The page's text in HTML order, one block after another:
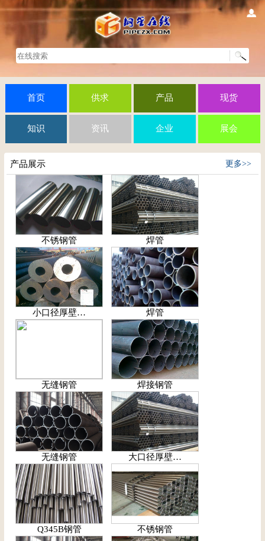
首页 供求 产品 现货
知识 资讯 企业 展会
产品展示 更多>>
不锈钢管 焊管
小口径厚壁… 焊管
无缝钢管 焊接钢管
无缝钢管 大口径厚壁…
Q345B钢管 不锈钢管